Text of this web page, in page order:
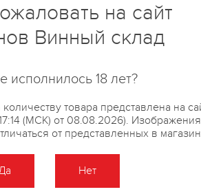
на сайт
Винный склад
исполнилось 18 лет?
товара представлена на
(МСК) от 08.08.2026).
от представленных в
Нет